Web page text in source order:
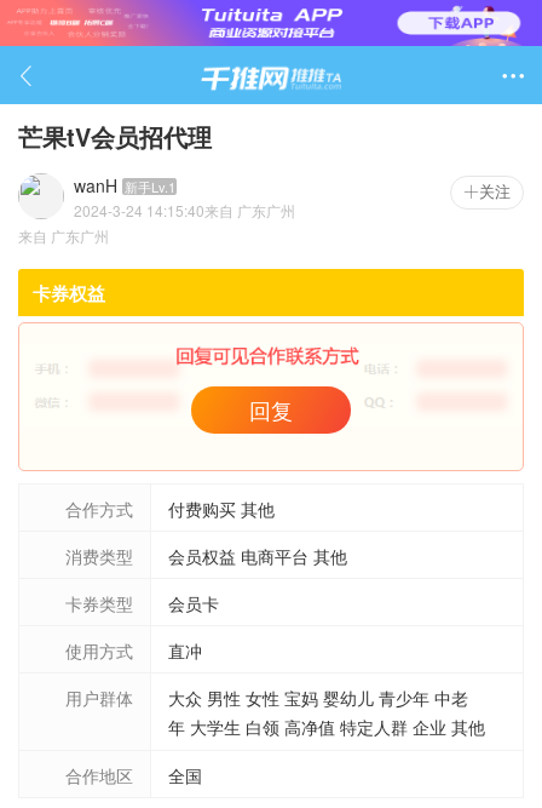

芒果tV会员招代理
wanH 新手Lv.1
2024-3-24 14:15:40来自 广东广州
257
关注
来自 广东广州
卡券权益
回复
合作方式
付费购买 其他
消费类型
会员权益 电商平台 其他
卡券类型
会员卡
使用方式
直冲
用户群体
大众 男性 女性 宝妈 婴幼儿 青少年 中老
年 大学生 白领 高净值 特定人群 企业 其他
合作地区
全国